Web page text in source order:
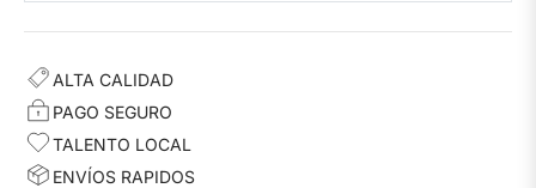
ALTA CALIDAD
PAGO SEGURO
TALENTO LOCAL
ENVÍOS RAPIDOS